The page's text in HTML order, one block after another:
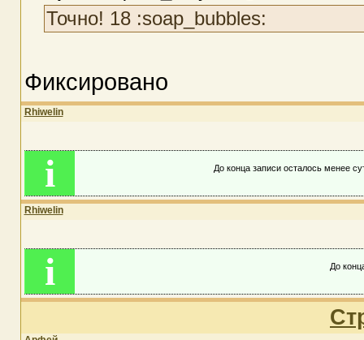
Точно! 18 :soap_bubbles:
Фиксировано
Rhiwelin
i До конца записи осталось менее
Rhiwelin
i До